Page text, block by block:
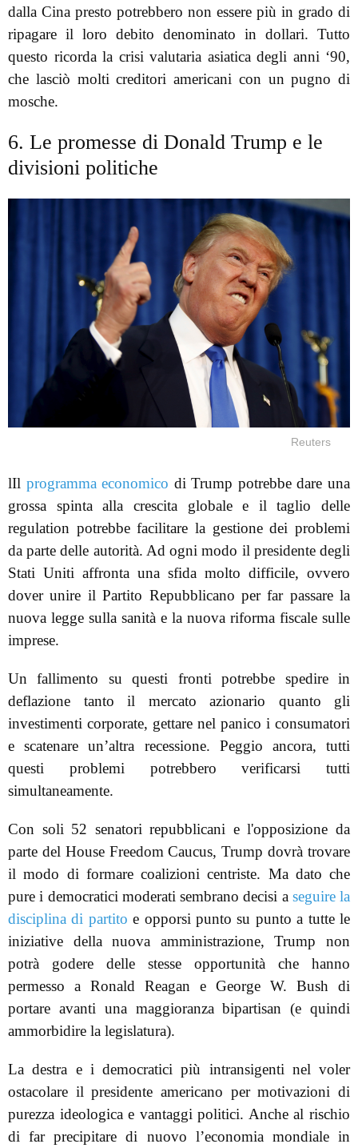
dalla Cina presto potrebbero non essere più in grado di
ripagare il loro debito denominato in dollari. Tutto
questo ricorda la crisi valutaria asiatica degli anni ‘90,
che lasciò molti creditori americani con un pugno di
mosche.
6. Le promesse di Donald Trump e le
divisioni politiche
Reuters
lIl programma economico di Trump potrebbe dare una
grossa spinta alla crescita globale e il taglio delle
regulation potrebbe facilitare la gestione dei problemi
da parte delle autorità. Ad ogni modo il presidente degli
Stati Uniti affronta una sfida molto difficile, ovvero
dover unire il Partito Repubblicano per far passare la
nuova legge sulla sanità e la nuova riforma fiscale sulle
imprese.
Un fallimento su questi fronti potrebbe spedire in
deflazione tanto il mercato azionario quanto gli
investimenti corporate, gettare nel panico i consumatori
e scatenare un’altra recessione. Peggio ancora, tutti
questi problemi potrebbero verificarsi tutti
simultaneamente.
Con soli 52 senatori repubblicani e l'opposizione da
parte del House Freedom Caucus, Trump dovrà trovare
il modo di formare coalizioni centriste. Ma dato che
pure i democratici moderati sembrano decisi a seguire la
disciplina di partito e opporsi punto su punto a tutte le
iniziative della nuova amministrazione, Trump non
potrà godere delle stesse opportunità che hanno
permesso a Ronald Reagan e George W. Bush di
portare avanti una maggioranza bipartisan (e quindi
ammorbidire la legislatura).
La destra e i democratici più intransigenti nel voler
ostacolare il presidente americano per motivazioni di
purezza ideologica e vantaggi politici. Anche al rischio
di far precipitare di nuovo l’economia mondiale in